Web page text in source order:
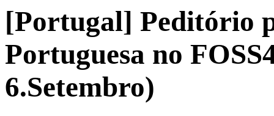
[Portugal] Peditório
Portuguesa no
6.Setembro)